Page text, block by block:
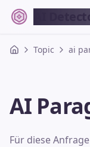
AI
Topic ai
AI
Für diese